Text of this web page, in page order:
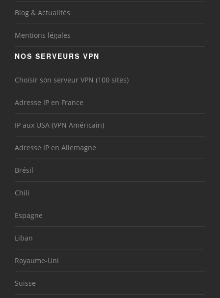
Blog & Actualités
Mentions légales
NOS SERVEURS VPN
Choisir son serveur VPN (100 sites)
Adresse IP en France
IP aux USA (VPN Américain)
Adresse IP en Allemagne
Brésil
Chili
Espagne
Liban
Royaume-Uni
Suisse